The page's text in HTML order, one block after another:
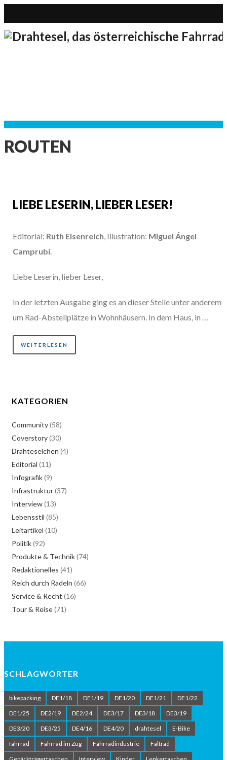
ROUTEN
LIEBE LESERIN, LIEBER LESER!
Editorial: Ruth Eisenreich, Illustration: Miguel Ángel
Camprubí.
Liebe Leserin, lieber Leser,
In der letzten Ausgabe ging es an dieser Stelle unter anderem
um Rad-Abstellplätze in Wohnhäusern. In dem Haus, in …
WEITERLESEN
KATEGORIEN
Community(58)
Coverstory(30)
Drahteselchen (4)
Editorial (11)
Infografik(9)
Infrastruktur(37)
Interview(13)
Lebensstil (85)
Leitartikel (10)
Politik(92)
Produkte & Technik(74)
Redaktionelles (41)
Reich durch Radeln (66)
Service & Recht (16)
Tour & Reise(71)
SCHLAGWÖRTER
bikepacking DE1/18 DE1/19 DE1/20 DE1/21
DE1/22
DE1/25
DE2/19 DE2/24 DE3/17 DE3/18
DE3/19
DE3/20
DE3/25 DE4/16 DE4/20 drahtesel
E-Bike
fahrrad
Fahrrad im Zug Fahrradindustrie
Faltrad